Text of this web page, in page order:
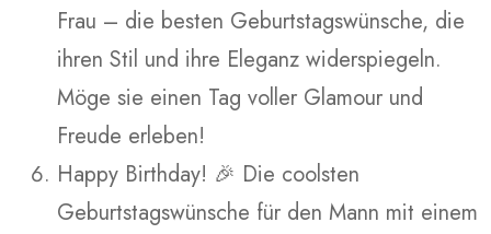
Frau – die besten Geburtstagswünsche, die
ihren Stil und ihre Eleganz widerspiegeln.
Möge sie einen Tag voller Glamour und
Freude erleben!
Happy Birthday! 🎉 Die coolsten
Geburtstagswünsche für den Mann mit einem